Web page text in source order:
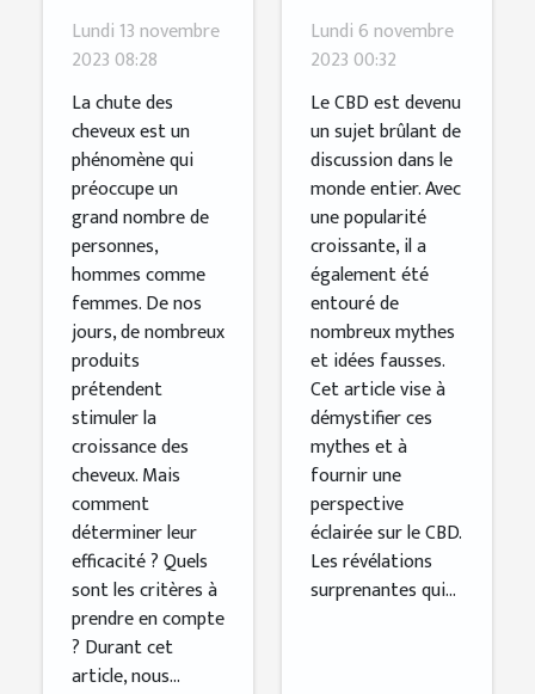
produits
pour
stimuler la
croissance
des cheveux
Lundi 13 novembre
2023 08:28
La chute des
cheveux est un
phénomène qui
préoccupe un
grand nombre de
personnes,
hommes comme
femmes. De nos
jours, de nombreux
produits
prétendent
stimuler la
croissance des
cheveux. Mais
comment
déterminer leur
efficacité ? Quels
sont les critères à
prendre en compte
? Durant cet
article, nous...
Débunking
les mythes
Lundi 6 novembre
2023 00:32
Le CBD est devenu
un sujet brûlant de
discussion dans le
monde entier. Avec
une popularité
croissante, il a
également été
entouré de
nombreux mythes
et idées fausses.
Cet article vise à
démystifier ces
mythes et à
fournir une
perspective
éclairée sur le CBD.
Les révélations
surprenantes qui...